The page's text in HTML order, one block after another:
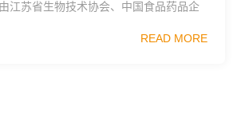
江苏省生物技术协会、中国食品药品企
会、瑞士日内瓦长寿科学...
READ MORE